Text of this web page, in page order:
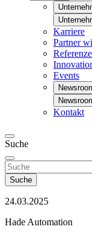
Karriere
Partner
Events
Kontakt
Suche
Suche
24.03.2025
Hade Automation